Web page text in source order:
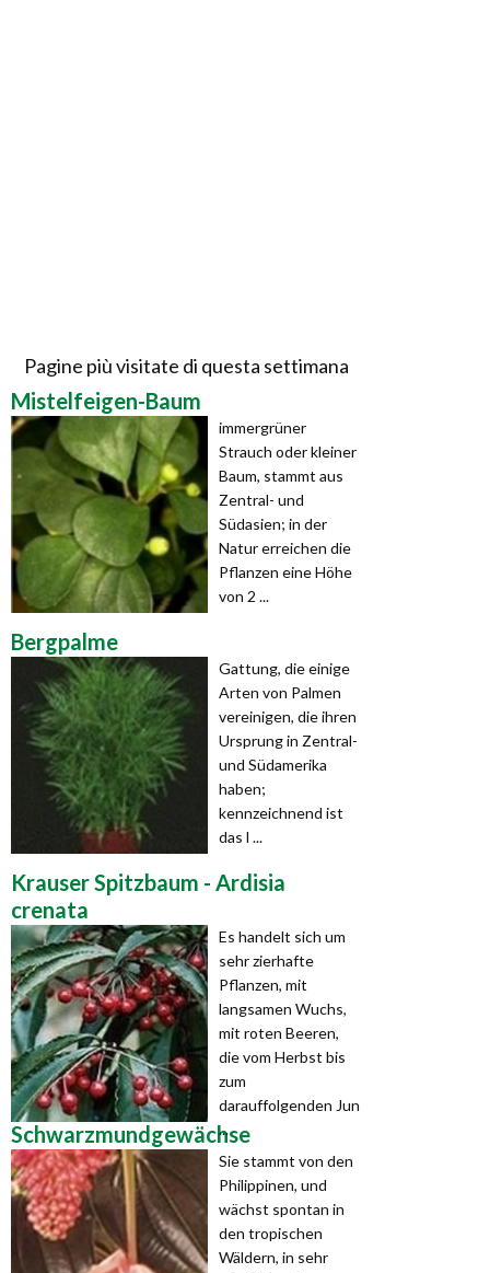
Pagine più visitate di questa settimana
Mistelfeigen-Baum
immergrüner
Strauch oder kleiner
Baum, stammt aus
Zentral- und
Südasien; in der
Natur erreichen die
Pflanzen eine Höhe
von 2 ...
Bergpalme
Gattung, die einige
Arten von Palmen
vereinigen, die ihren
Ursprung in Zentral-
und Südamerika
haben;
kennzeichnend ist
das l ...
Krauser Spitzbaum - Ardisia
crenata
Es handelt sich um
sehr zierhafte
Pflanzen, mit
langsamen Wuchs,
mit roten Beeren,
die vom Herbst bis
zum
darauffolgenden Jun
...
Schwarzmundgewächse
Sie stammt von den
Philippinen, und
wächst spontan in
den tropischen
Wäldern, in sehr